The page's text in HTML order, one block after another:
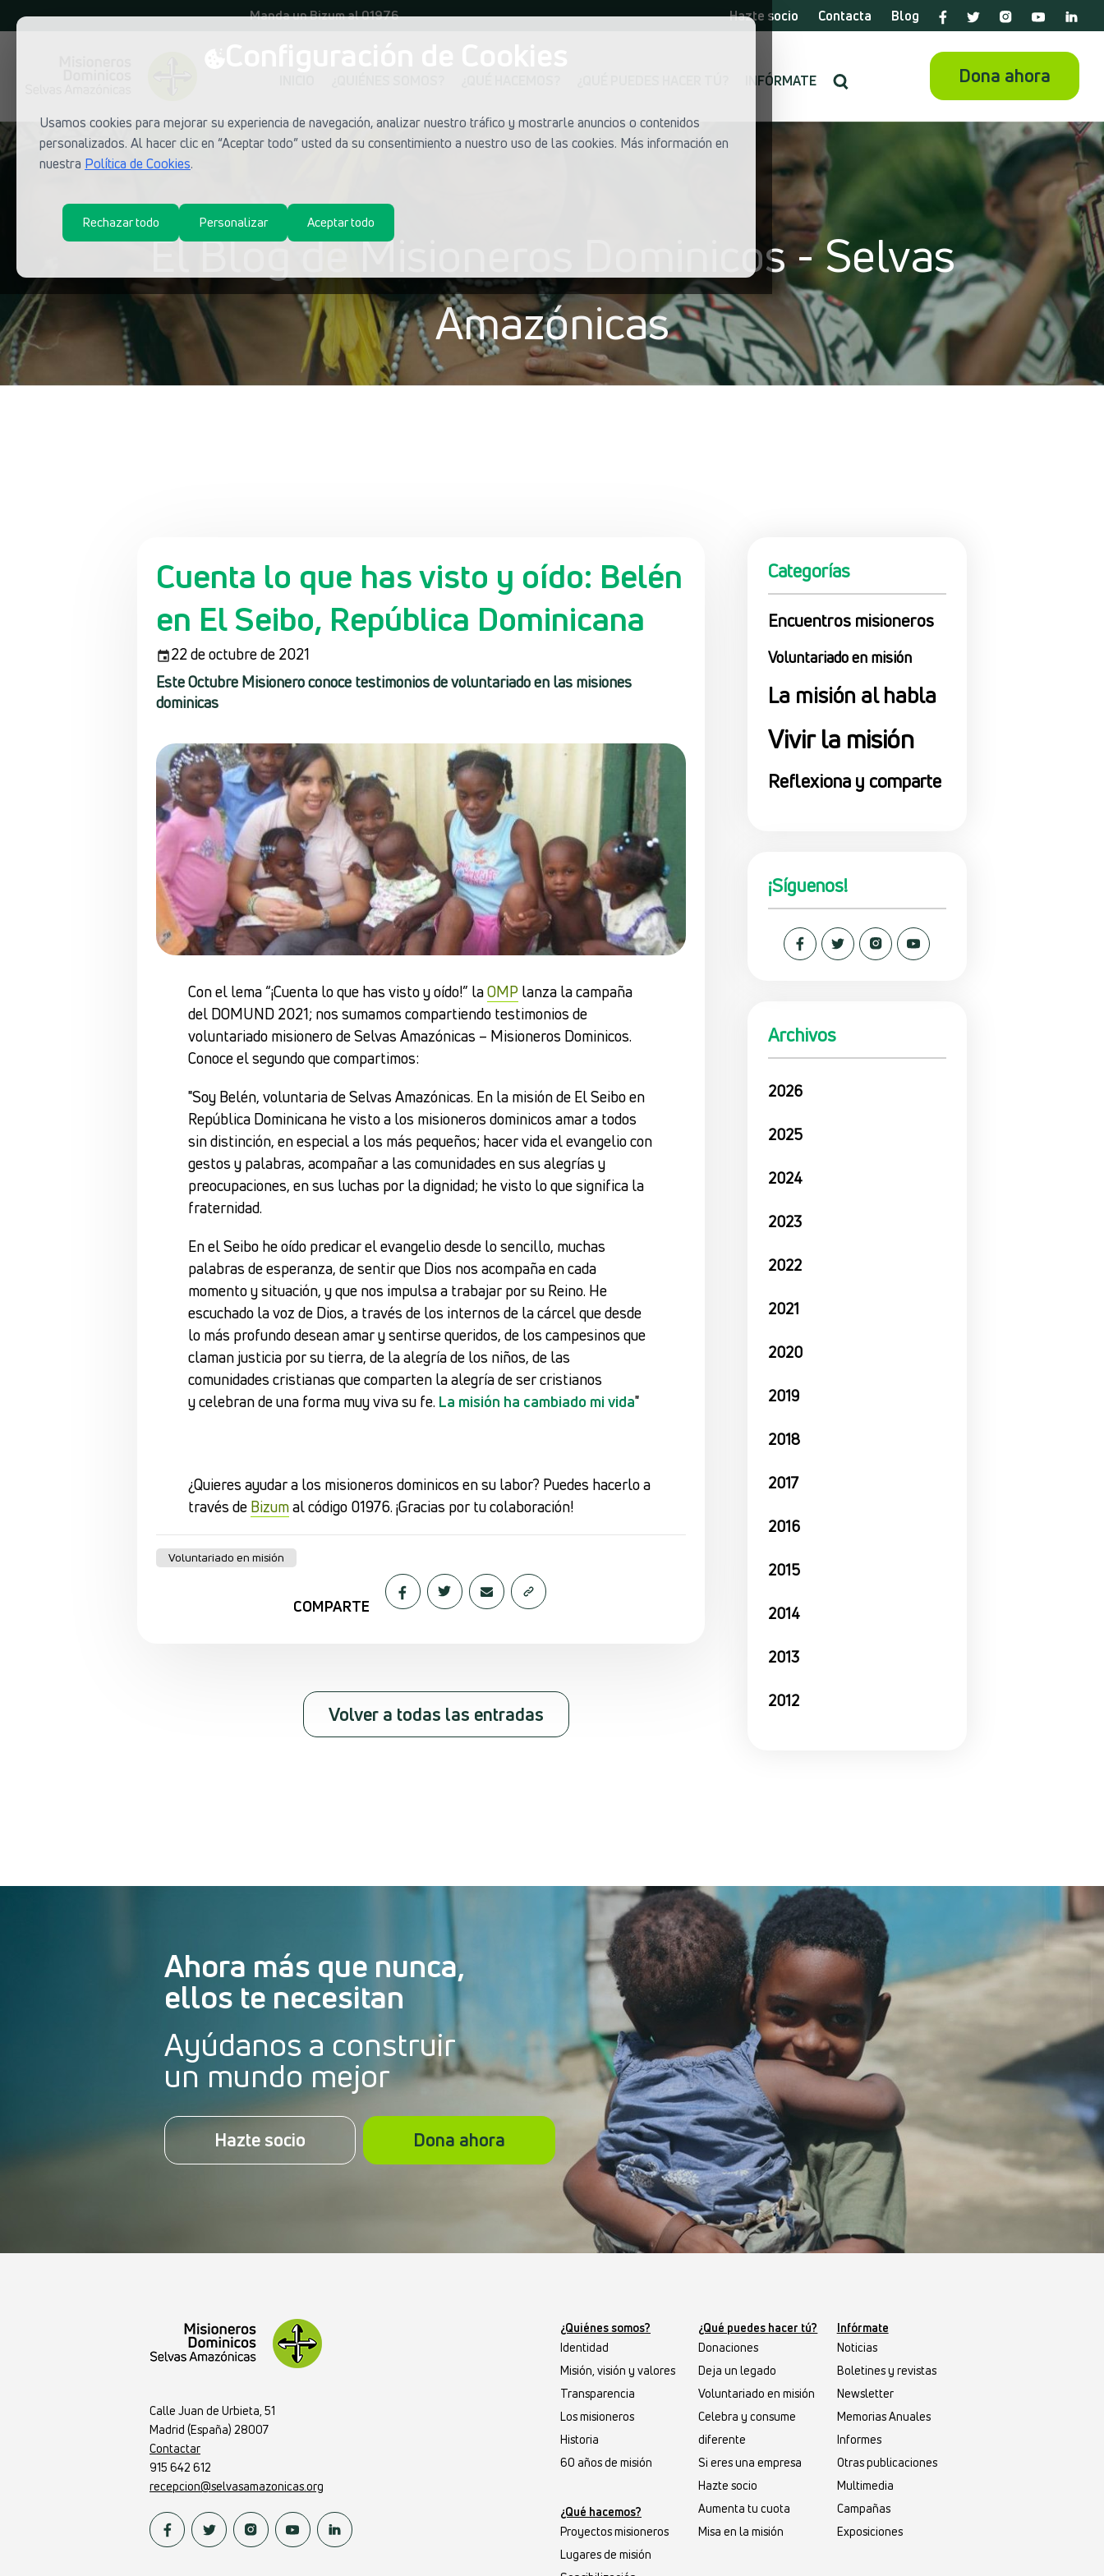
Usamos cookies para mejorar su experiencia de navegación, analizar nuestro tráfico y mostrarle anuncios o contenidos
personalizados. Al hacer clic en “Aceptar todo” usted da su consentimiento a nuestro uso de las cookies. Más información en
nuestra Política de Cookies.
Rechazar todo Personalizar Aceptar todo
Manda un Bizum al 01976 Hazte socio Contacta Blog
INFÓRMATE Dona ahora
El Blog de Misioneros Dominicos - Selvas
Amazónicas
Cuenta lo que has visto y oído: Belén
en El Seibo, República Dominicana
22 de octubre de 2021
Este Octubre Misionero conoce testimonios de voluntariado en las misiones
dominicas
Con el lema “¡Cuenta lo que has visto y oído!” laOMPlanza la campaña
del DOMUND 2021; nos sumamos compartiendo testimonios de
voluntariado misionero de Selvas Amazónicas – Misioneros Dominicos.
Conoce el segundo que compartimos:
"Soy Belén, voluntaria de Selvas Amazónicas. En la misión de El Seibo en
República Dominicana he visto a los misioneros dominicos amar a todos
sin distinción, en especial a los más pequeños; hacer vida el evangelio con
gestos y palabras, acompañar a las comunidades en sus alegrías y
preocupaciones, en sus luchas por la dignidad; he visto lo que significa la
fraternidad.
En el Seibo he oído predicar el evangelio desde lo sencillo, muchas
palabras de esperanza, de sentir que Dios nos acompaña en cada
momento y situación, y que nos impulsa a trabajar por su Reino. He
escuchado la voz de Dios, a través de los internos de la cárcel que desde
lo más profundo desean amar y sentirse queridos, de los campesinos que
claman justicia por su tierra, de la alegría de los niños, de las
comunidades cristianas que comparten la alegría de ser cristianos
y celebran de una forma muy viva su fe. La misión ha cambiado mi vida"
¿Quieres ayudar a los misioneros dominicos en su labor? Puedes hacerlo a
través de Bizumal código 01976. ¡Gracias por tu colaboración!
Voluntariado en misión
COMPARTE
Volver a todas las entradas
Categorías
Encuentros misioneros
Voluntariado en misión
La misión al habla
Vivir la misión
Reflexiona y comparte
Archivos
2026
2025
2024
2023
2022
2021
2020
2019
2018
2017
2016
2015
2014
2013
2012
¡Síguenos!
Ahora más que nunca,
ellos te necesitan
Ayúdanos a construir
un mundo mejor
Hazte socio Dona ahora
Calle Juan de Urbieta, 51
Madrid (España) 28007
Contactar
915 642 612
recepcion@selvasamazonicas.org
¿Quiénes somos?
Identidad
Misión, visión y valores
Transparencia
Los misioneros
Historia
60 años de misión
¿Qué hacemos?
Proyectos misioneros
Lugares de misión
¿Qué puedes hacer tú?
Donaciones
Deja un legado
Voluntariado en misión
Celebra y consume
diferente
Si eres una empresa
Hazte socio
Aumenta tu cuota
Misa en la misión
Infórmate
Noticias
Boletines y revistas
Newsletter
Memorias Anuales
Informes
Otras publicaciones
Multimedia
Campañas
Exposiciones